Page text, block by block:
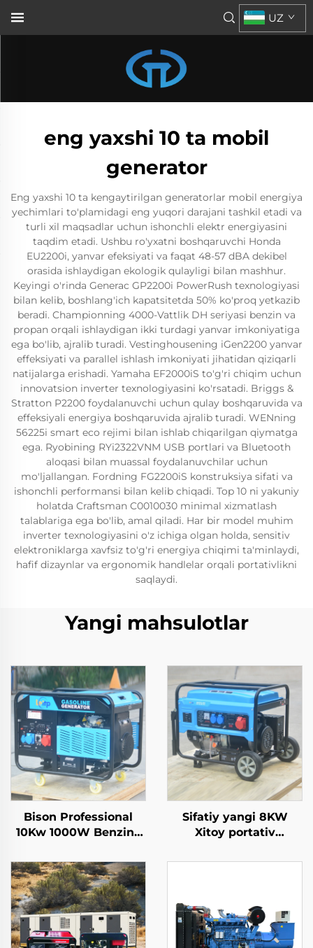
UZ
eng yaxshi 10 ta mobil
generator
Eng yaxshi 10 ta kengaytirilgan generatorlar mobil energiya
yechimlari to'plamidagi eng yuqori darajani tashkil etadi va
turli xil maqsadlar uchun ishonchli elektr energiyasini
taqdim etadi. Ushbu ro'yxatni boshqaruvchi Honda
EU2200i, yanvar efeksiyati va faqat 48-57 dBA dekibel
orasida ishlaydigan ekologik qulayligi bilan mashhur.
Keyingi o'rinda Generac GP2200i PowerRush texnologiyasi
bilan kelib, boshlang'ich kapatsitetda 50% ko'proq yetkazib
beradi. Championning 4000-Vattlik DH seriyasi benzin va
propan orqali ishlaydigan ikki turdagi yanvar imkoniyatiga
ega bo'lib, ajralib turadi. Vestinghousening iGen2200 yanvar
effeksiyati va parallel ishlash imkoniyati jihatidan qiziqarli
natijalarga erishadi. Yamaha EF2000iS to'g'ri chiqim uchun
innovatsion inverter texnologiyasini ko'rsatadi. Briggs &
Stratton P2200 foydalanuvchi uchun qulay boshqaruvida va
effeksiyali energiya boshqaruvida ajralib turadi. WENning
56225i smart eco rejimi bilan ishlab chiqarilgan qiymatga
ega. Ryobining RYi2322VNM USB portlari va Bluetooth
aloqasi bilan muassal foydalanuvchilar uchun
mo'ljallangan. Fordning FG2200iS konstruksiya sifati va
ishonchli performansi bilan kelib chiqadi. Top 10 ni yakuniy
holatda Craftsman C0010030 minimal xizmatlash
talablariga ega bo'lib, amal qiladi. Har bir model muhim
inverter texnologiyasini o'z ichiga olgan holda, sensitiv
elektroniklarga xavfsiz to'g'ri energiya chiqimi ta'minlaydi,
hafif dizaynlar va ergonomik handlelar orqali portativlikni
saqlaydi.
Yangi mahsulotlar
Bison Professional
10Kw 1000W Benzinli
110V 220V 380V 50Hz
60Hz chastota DC
chiqish
Sifatiy yangi 8KW
Xitoy portativ
namunaviy quvvati
tarmoq dizayni uchun
sotuvda